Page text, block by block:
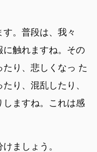
。普段は、我々
に触れますね。その
り、悲しくなっ た
り、混乱したり、
ますね。これは感
ましょう。